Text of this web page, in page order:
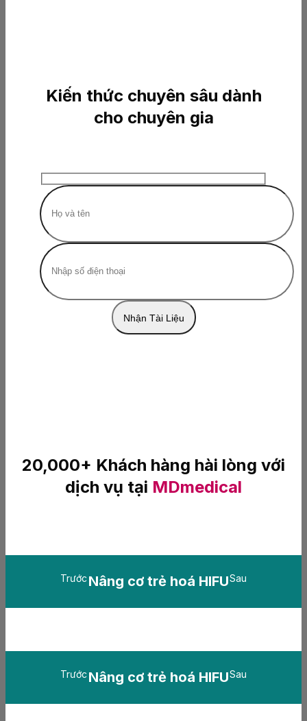
Kiến thức chuyên sâu dành
cho chuyên gia
20,000+ Khách hàng hài lòng với
dịch vụ tại MDmedical
Trước Nâng cơ trẻ hoá HIFUSau
Trước Nâng cơ trẻ hoá HIFUSau